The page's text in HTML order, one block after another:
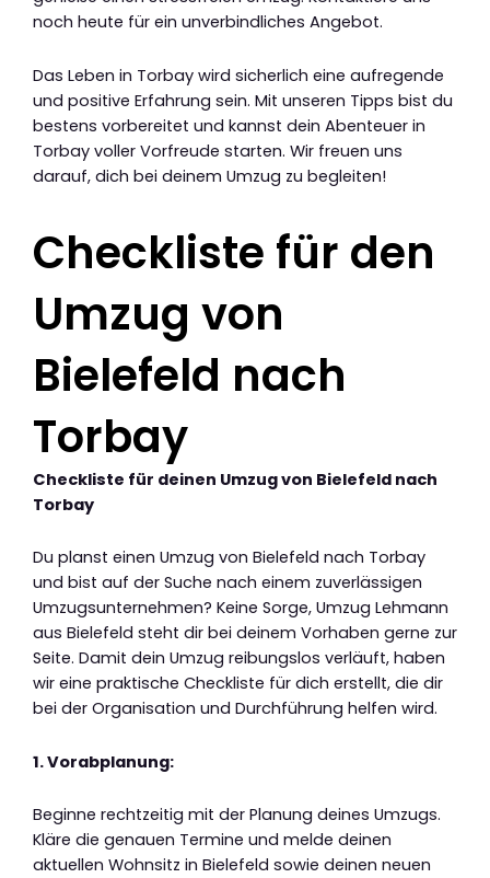
noch heute für ein unverbindliches Angebot.
Das Leben in Torbay wird sicherlich eine aufregende
und positive Erfahrung sein. Mit unseren Tipps bist du
bestens vorbereitet und kannst dein Abenteuer in
Torbay voller Vorfreude starten. Wir freuen uns
darauf, dich bei deinem Umzug zu begleiten!
Checkliste für den
Umzug von
Bielefeld nach
Torbay
Checkliste für deinen Umzug von Bielefeld nach
Torbay
Du planst einen Umzug von Bielefeld nach Torbay
und bist auf der Suche nach einem zuverlässigen
Umzugsunternehmen? Keine Sorge, Umzug Lehmann
aus Bielefeld steht dir bei deinem Vorhaben gerne zur
Seite. Damit dein Umzug reibungslos verläuft, haben
wir eine praktische Checkliste für dich erstellt, die dir
bei der Organisation und Durchführung helfen wird.
1. Vorabplanung:
Beginne rechtzeitig mit der Planung deines Umzugs.
Kläre die genauen Termine und melde deinen
aktuellen Wohnsitz in Bielefeld sowie deinen neuen